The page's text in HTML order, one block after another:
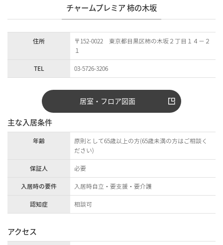
チャームプレミア 柿の木坂
住所
〒152-0022 東京都目黒区柿の木坂２丁目１４－２
１
TEL
03-5726-3206
居室・フロア図面
主な入居条件
年齢
原則として65歳以上の方(65歳未満の方はご相談く
ださい)
保証人
必要
入居時の要件
入居時自立・要支援・要介護
認知症
相談可
アクセス